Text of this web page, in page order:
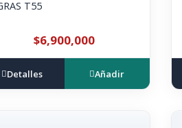
T55
$6,900,000
Detalles Añadir